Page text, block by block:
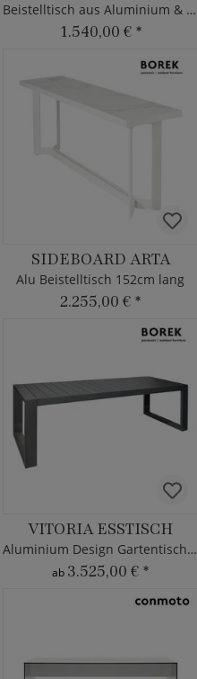
Beistelltisch aus Aluminium & Teak
1.540,00 € *
SIDEBOARD ARTA
Alu Beistelltisch 152cm lang
2.255,00 € *
VITORIA ESSTISCH
Aluminium Design Gartentisch von Borek
ab 3.525,00 € *